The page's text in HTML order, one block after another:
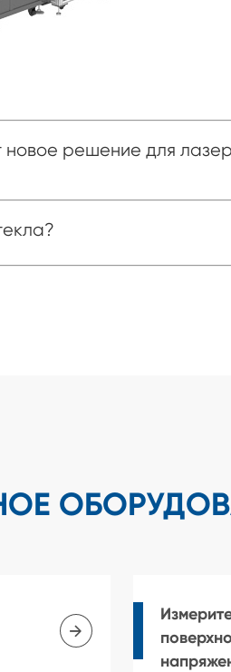
новое решение для
